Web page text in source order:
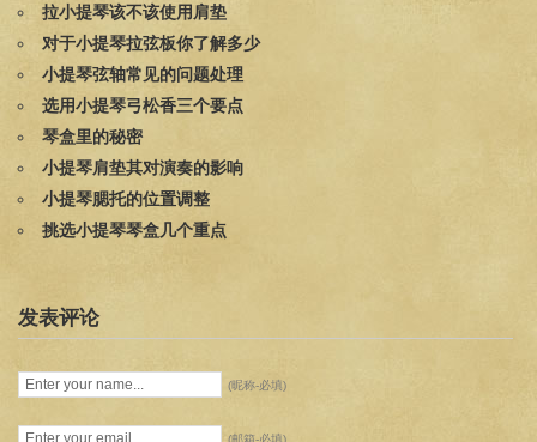
拉小提琴该不该使用肩垫
对于小提琴拉弦板你了解多少
小提琴弦轴常见的问题处理
选用小提琴弓松香三个要点
琴盒里的秘密
小提琴肩垫其对演奏的影响
小提琴腮托的位置调整
挑选小提琴琴盒几个重点
发表评论
(昵称-必填)
(邮箱-必填)